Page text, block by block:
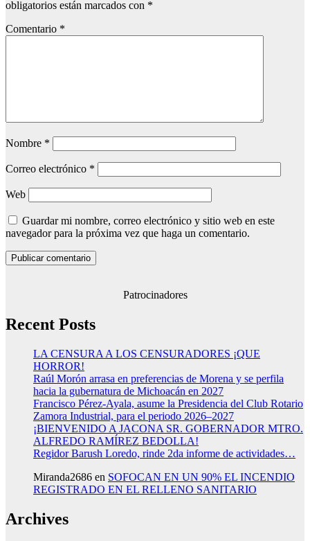
obligatorios están marcados con *
Comentario *
Nombre *
Correo electrónico *
Web
Guardar mi nombre, correo electrónico y sitio web en este
navegador para la próxima vez que haga un comentario.
Patrocinadores
Recent Posts
LA CENSURA A LOS CENSURADORES ¡QUE
HORROR!
Raúl Morón arrasa en preferencias de Morena y se perfila
hacia la gubernatura de Michoacán en 2027
Francisco Pérez-Ayala, asume la Presidencia del Club Rotario
Zamora Industrial, para el periodo 2026–2027
¡BIENVENIDO A JACONA SR. GOBERNADOR MTRO.
ALFREDO RAMÍREZ BEDOLLA!
Regidor Barush Loredo, rinde 2da informe de actividades…
Miranda2686 en SOFOCAN EN UN 90% EL INCENDIO
REGISTRADO EN EL RELLENO SANITARIO
Archives